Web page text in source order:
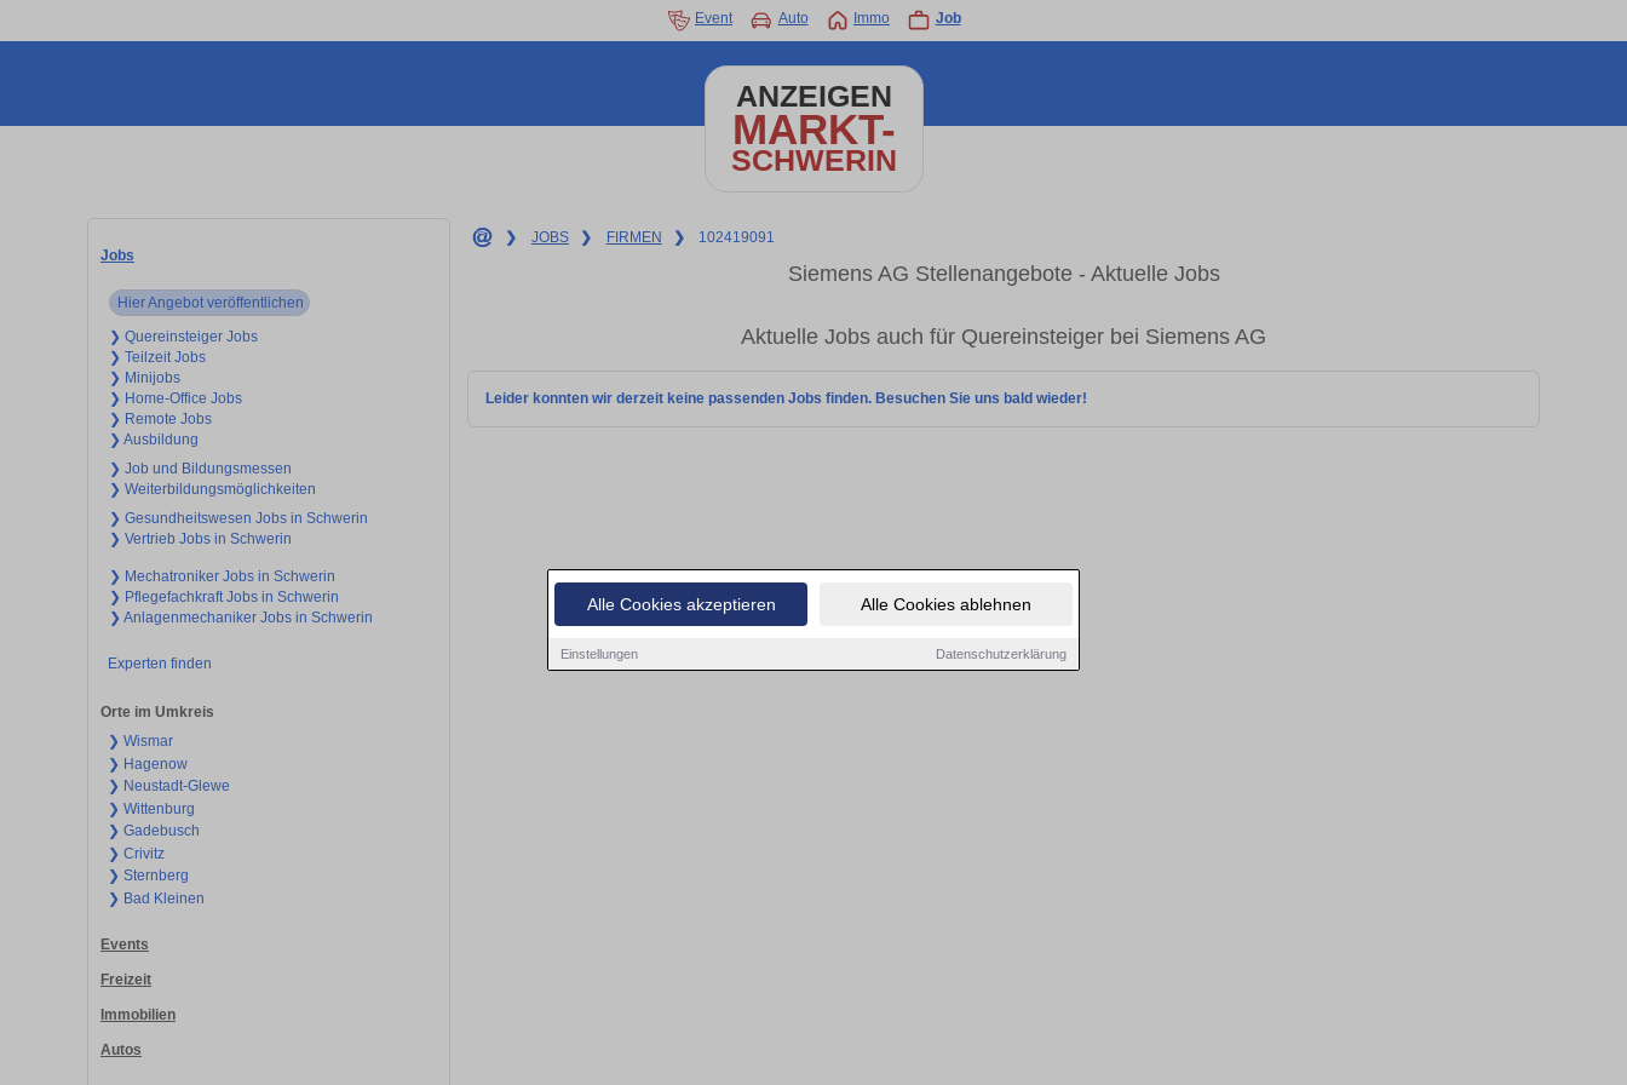
Alle Cookies akzeptieren Alle Cookies ablehnen
Einstellungen Datenschutzerklärung
Event Auto Immo Job
ANZEIGEN
MARKT-
SCHWERIN
Jobs
Hier Angebot veröffentlichen
❯ Quereinsteiger Jobs
❯ Teilzeit Jobs
❯ Minijobs
❯ Home-Office Jobs
❯ Remote Jobs
❯ Ausbildung
❯ Job und Bildungsmessen
❯ Weiterbildungsmöglichkeiten
❯ Gesundheitswesen Jobs in Schwerin
❯ Vertrieb Jobs in Schwerin
❯ Mechatroniker Jobs in Schwerin
❯ Pflegefachkraft Jobs in Schwerin
❯ Anlagenmechaniker Jobs in Schwerin
Experten finden
Orte im Umkreis
❯ Wismar
❯ Hagenow
❯ Neustadt-Glewe
❯ Wittenburg
❯ Gadebusch
❯ Crivitz
❯ Sternberg
❯ Bad Kleinen
Events
Freizeit
Immobilien
Autos
❯ JOBS ❯ FIRMEN ❯ 102419091
Siemens AG Stellenangebote - Aktuelle Jobs
Aktuelle Jobs auch für Quereinsteiger bei Siemens AG
Leider konnten wir derzeit keine passenden Jobs finden. Besuchen Sie uns bald wieder!